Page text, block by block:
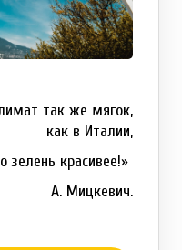
так же мягок,
как в Италии,
зелень красивее!»
А. Мицкевич.